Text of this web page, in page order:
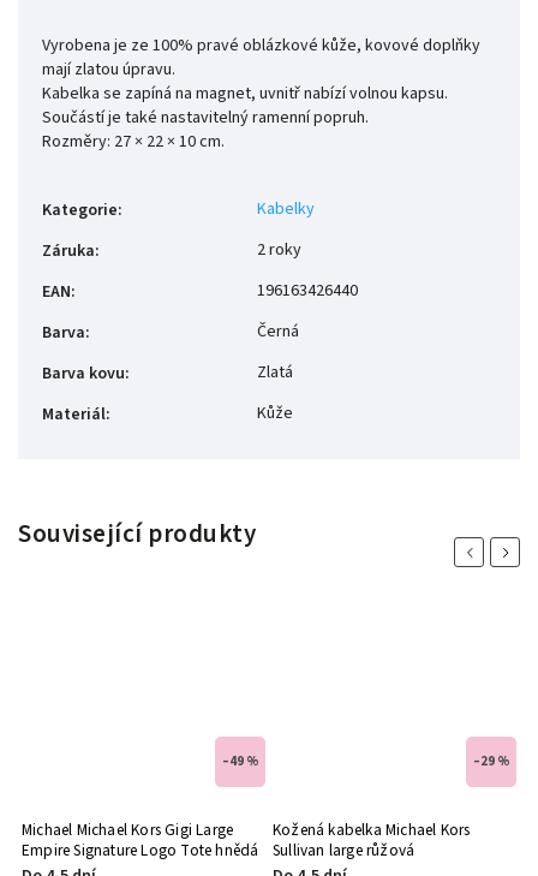
Vyrobena je ze 100% pravé oblázkové kůže, kovové doplňky
mají zlatou úpravu.
Kabelka se zapíná na magnet, uvnitř nabízí volnou kapsu.
Součástí je také nastavitelný ramenní popruh.
Rozměry: 27 × 22 × 10 cm.
Kategorie:
Kabelky
Záruka:
2 roky
EAN:
196163426440
Barva:
Černá
Barva kovu:
Zlatá
Materiál: Kůže
Související produkty
Previous
–49 %
Michael Michael Kors Gigi Large
Empire Signature Logo Tote hnědá
–29 %
Kožená kabelka Michael Kors
Sullivan large růžová
Next